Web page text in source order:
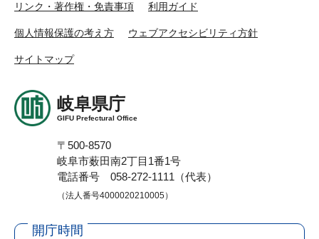
リンク・著作権・免責事項 利用ガイド
個人情報保護の考え方 ウェブアクセシビリティ方針
サイトマップ
岐阜県庁
GIFU Prefectural Office
〒500-8570
岐阜市薮田南2丁目1番1号
電話番号 058-272-1111（代表）
（法人番号4000020210005）
開庁時間